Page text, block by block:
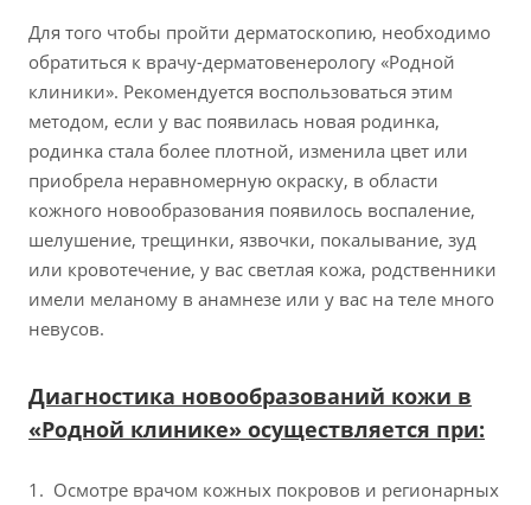
Для того чтобы пройти дерматоскопию, необходимо
обратиться к врачу-дерматовенерологу «Родной
клиники». Рекомендуется воспользоваться этим
методом, если у вас появилась новая родинка,
родинка стала более плотной, изменила цвет или
приобрела неравномерную окраску, в области
кожного новообразования появилось воспаление,
шелушение, трещинки, язвочки, покалывание, зуд
или кровотечение, у вас светлая кожа, родственники
имели меланому в анамнезе или у вас на теле много
невусов.
Диагностика новообразований кожи в
«Родной клинике» осуществляется при:
Осмотре врачом кожных покровов и регионарных